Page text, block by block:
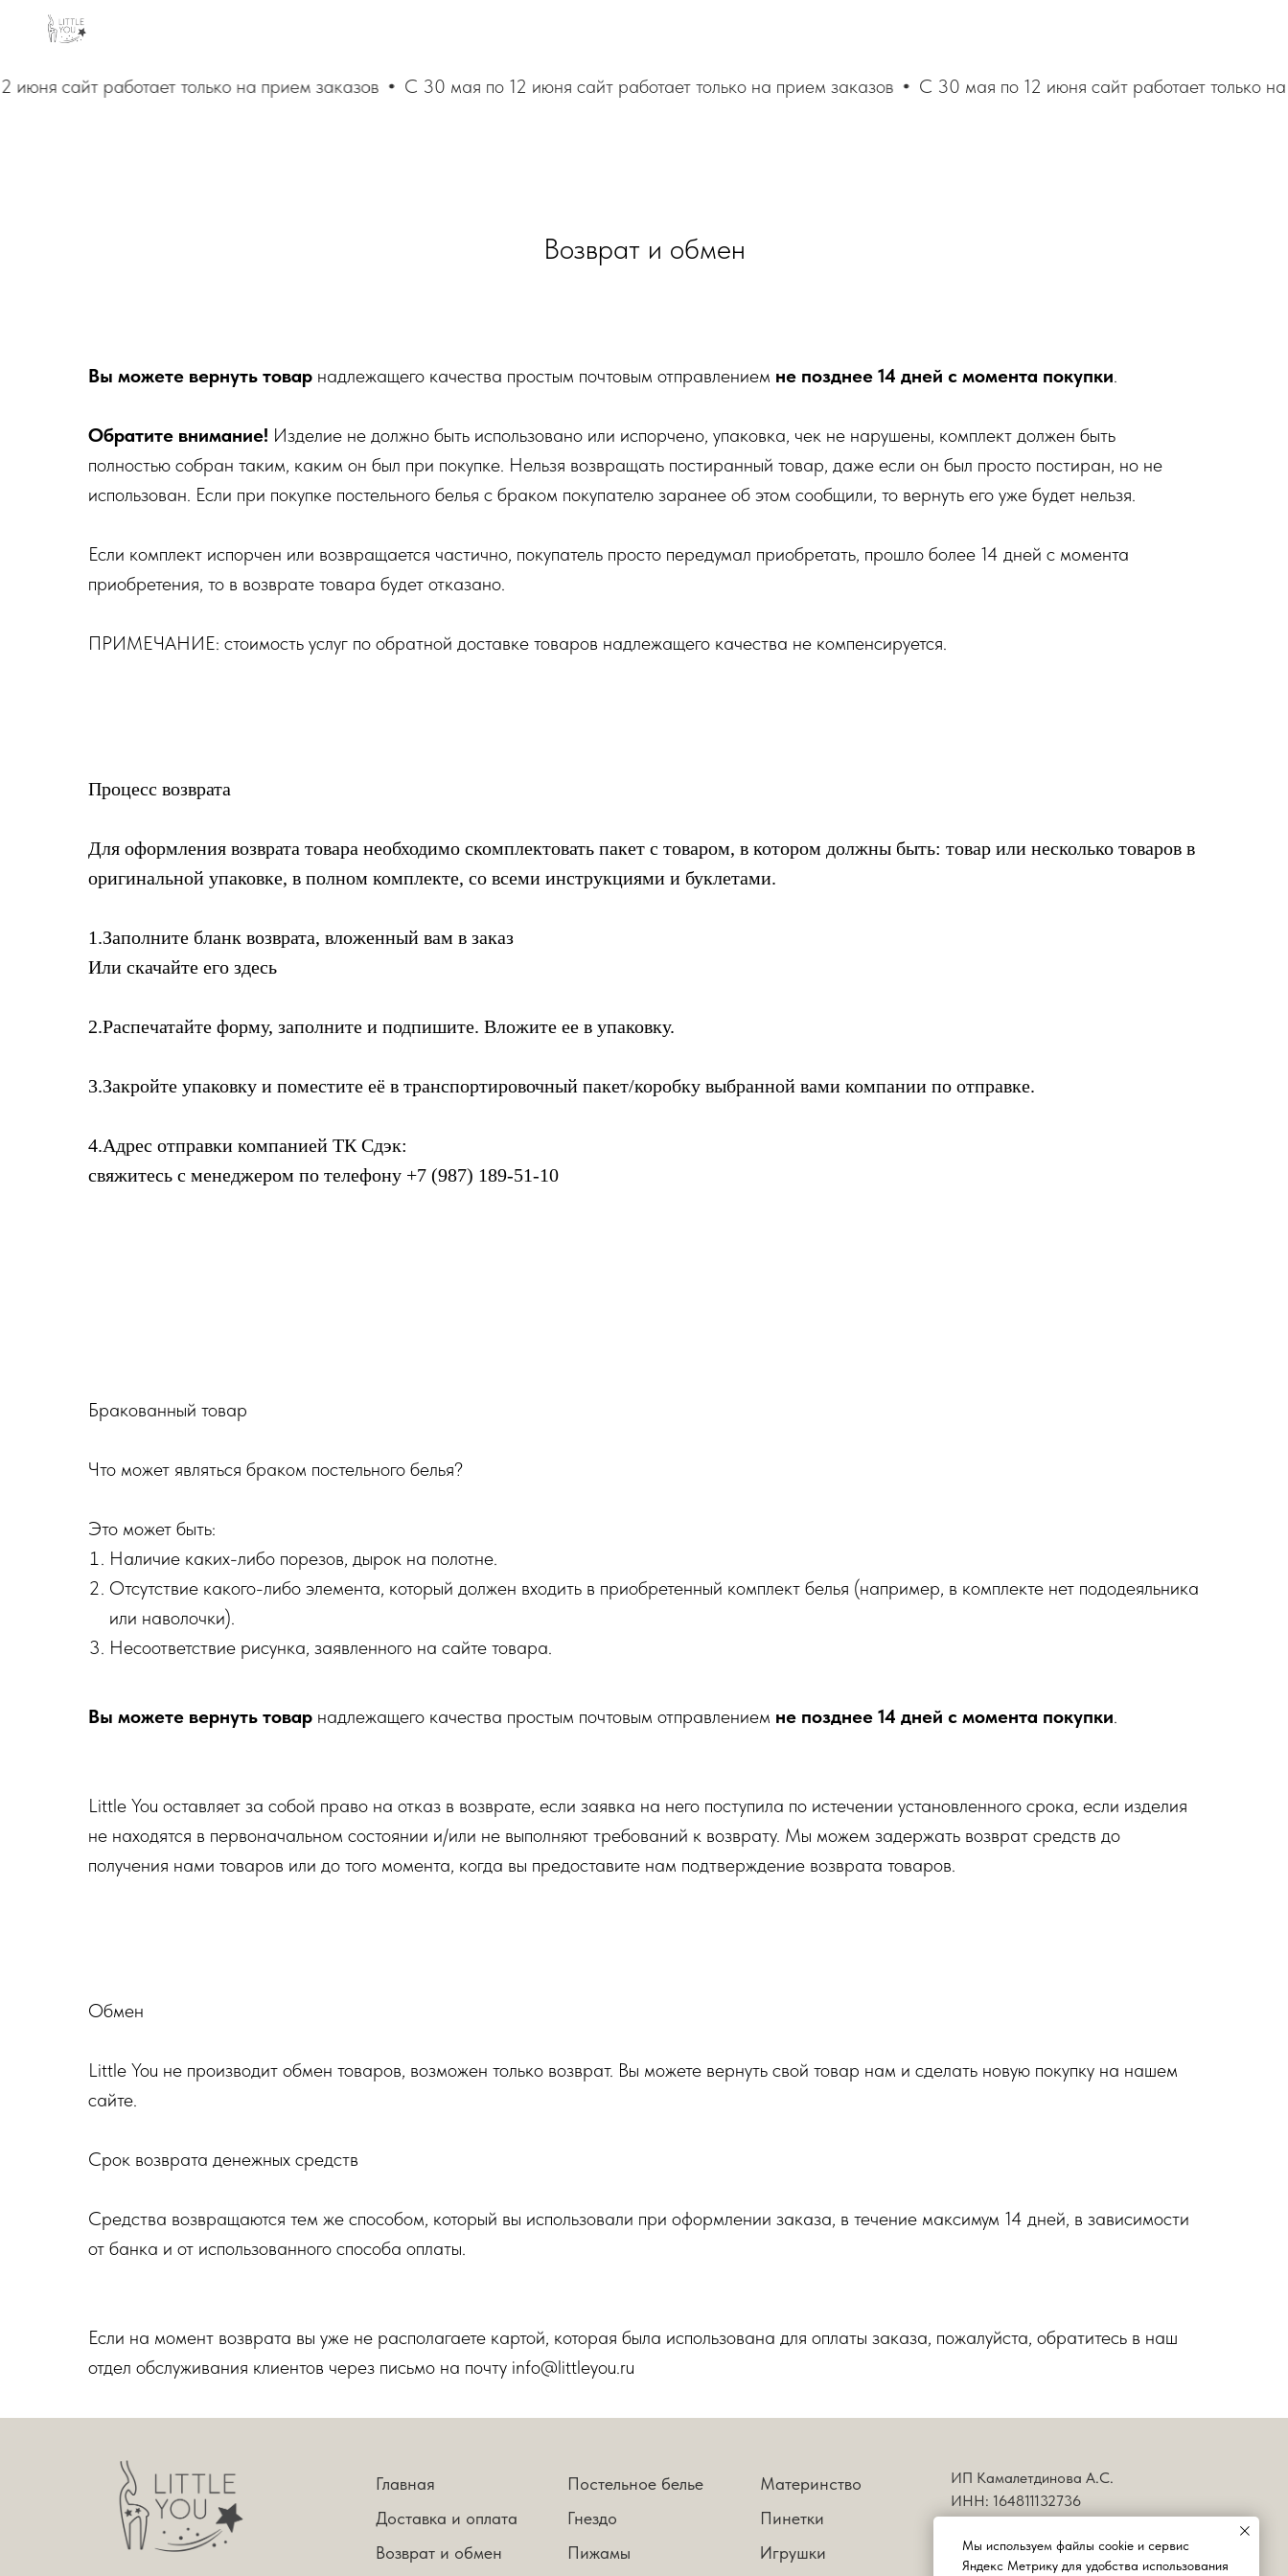
сайт работает только на прием заказов С 30 мая по 12 июня сайт работает только на прием заказов С 30 мая по 12 июня сайт работает только на
Возврат и обмен
Вы можете вернуть товар надлежащего качества простым почтовым отправлением не позднее 14 дней с момента покупки.
Обратите внимание! Изделие не должно быть использовано или испорчено, упаковка, чек не нарушены, комплект должен быть
полностью собран таким, каким он был при покупке. Нельзя возвращать постиранный товар, даже если он был просто постиран, но не
использован. Если при покупке постельного белья с браком покупателю заранее об этом сообщили, то вернуть его уже будет нельзя.
Если комплект испорчен или возвращается частично, покупатель просто передумал приобретать, прошло более 14 дней с момента
приобретения, то в возврате товара будет отказано.
ПРИМЕЧАНИЕ: стоимость услуг по обратной доставке товаров надлежащего качества не компенсируется.
Процесс возврата
Для оформления возврата товара необходимо скомплектовать пакет с товаром, в котором должны быть: товар или несколько товаров в
оригинальной упаковке, в полном комплекте, со всеми инструкциями и буклетами.
1.Заполните бланк возврата, вложенный вам в заказ
Или скачайте его здесь
2.Распечатайте форму, заполните и подпишите. Вложите ее в упаковку.
3.Закройте упаковку и поместите её в транспортировочный пакет/коробку выбранной вами компании по отправке.
4.Адрес отправки компанией ТК Сдэк:
свяжитесь с менеджером по телефону +7 (987) 189-51-10
Бракованный товар
Что может являться браком постельного белья?
Это может быть:
Наличие каких-либо порезов, дырок на полотне.
Отсутствие какого-либо элемента, который должен входить в приобретенный комплект белья (например, в комплекте нет пододеяльника
или наволочки).
Несоответствие рисунка, заявленного на сайте товара.
Вы можете вернуть товар надлежащего качества простым почтовым отправлением не позднее 14 дней с момента покупки.
Little You оставляет за собой право на отказ в возврате, если заявка на него поступила по истечении установленного срока, если изделия
не находятся в первоначальном состоянии и/или не выполняют требований к возврату. Мы можем задержать возврат средств до
получения нами товаров или до того момента, когда вы предоставите нам подтверждение возврата товаров.
Обмен
Little You не производит обмен товаров, возможен только возврат. Вы можете вернуть свой товар нам и сделать новую покупку на нашем
сайте.
Срок возврата денежных средств
Средства возвращаются тем же способом, который вы использовали при оформлении заказа, в течение максимум 14 дней, в зависимости
от банка и от использованного способа оплаты.
Если на момент возврата вы уже не располагаете картой, которая была использована для оплаты заказа, пожалуйста, обратитесь в наш
отдел обслуживания клиентов через письмо на почту info@littleyou.ru
Главная
Доставка и оплата
Возврат и обмен
Постельное белье
Гнездо
Пижамы
Материнство
Пинетки
Игрушки
ИП Камалетдинова А.С.
ИНН: 164811132736
Политика в отношении обработки
персональных данных
Мы используем файлы сооkіе и сервис
Яндекс Метрику для удобства использования